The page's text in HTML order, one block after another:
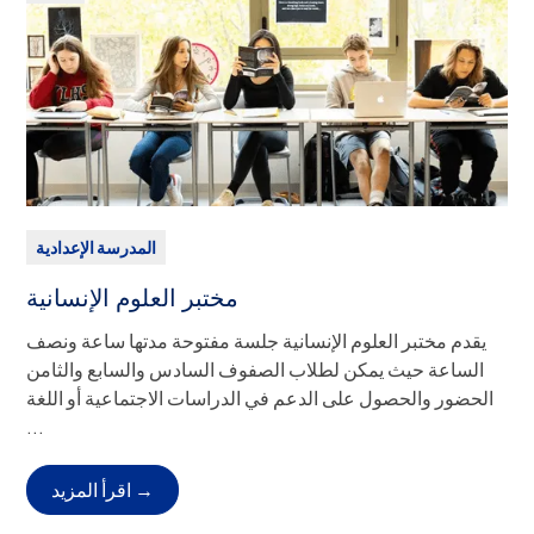
إعادة التدوير في المدارس ويعمل على تقليل استهلاك الورق
والمياه والكهرباء وغيرها من الموارد المماثلة. كما نقوم بجمع
التبرعات لمختلف المجموعات الخيرية كل عام.
الرسوم: لا يوجد
المدرسة الإعدادية
مختبر العلوم الإنسانية
يقدم مختبر العلوم الإنسانية جلسة مفتوحة مدتها ساعة ونصف
الساعة حيث يمكن لطلاب الصفوف السادس والسابع والثامن
الحضور والحصول على الدعم في الدراسات الاجتماعية أو اللغة
المغادرة المستقلة من الحرم الجامعي (النقل العام أو
...
اقرأ المزيد →